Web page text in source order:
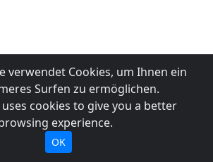
verwendet Cookies, um Ihnen ein
Surfen zu ermöglichen.
cookies to give you a better
experience.
OK